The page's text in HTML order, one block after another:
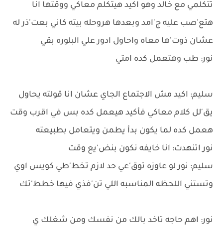
تتكلمي مع خالد وهو اكيد هيتكلم معاكي ووقتها انا
هتع'صب عليه ج'امد وبعدها هروحله بيته كاني بعت'ذر له
عشان ذوت'ها معاه واحاول ادور علي البلوره بقي
نور: طب وهتعمل كده امتي
سليم: اكيد مش الاجتماع الجاي عشان انا قولته يحاول
يق'لل كلام معاكي فأكيد هيعمل كده بس في اقرب وقت
هعمل كده لما يكون بدأ يطمن ويتعامل بطبيعته
نور اتنهدت: انا خايفه نكون بنض'يع وقت
سليم: نور لو عاوزه توق'عي حد لازم تخط'طي كويس اوي
وتستني اللحظه المناسبه اللي تن'فذي فيها خطط'تك
نور: اهم حاجه تاخد بالك من نفسك ومن شغلك ي